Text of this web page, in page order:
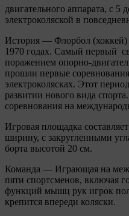
двигательного аппарата, с 5
электроколяской в
История — Флорбол (хоккей)
1970 годах. Самый первый
поражением опорно-
прошли первые
электроколясках. Этот
развитии нового вида
соревнования на
Игровая площадка
ширину, с закругленными
борта высотой 20 см.
Команда — Играющая на
пяти спортсменов, включая
функций мышц рук игрок
крепится впереди коляски.